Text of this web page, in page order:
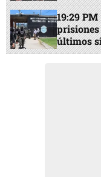
19:29 PM
últimos